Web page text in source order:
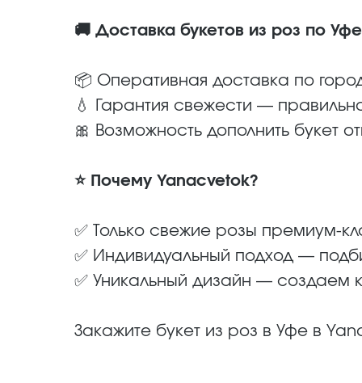
🚚 Доставка букетов из роз по Уфе
📦 Оперативная доставка по
💧 Гарантия свежести —
🎀 Возможность дополнить букет
⭐ Почему Yanacvetok?
✅ Только свежие розы премиум-
✅ Индивидуальный подход —
✅ Уникальный дизайн — создаем
Закажите букет из роз в Уфе в